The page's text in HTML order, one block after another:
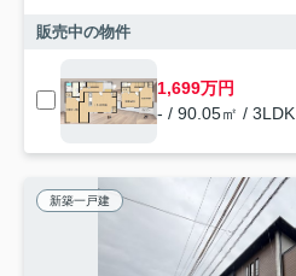
販売中の物件
1,699万円
- / 90.05㎡ / 3LDK
新築一戸建